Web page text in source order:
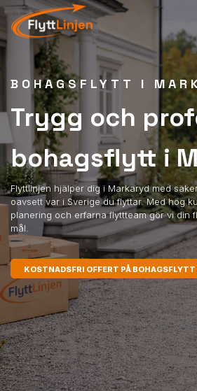
BOHAGSFLYTT I
Trygg och
bohagsflytt i
Flyttlinjen hjälper dig i Markaryd med
oavsett var i Sverige du flyttar. Med hög
planering och erfarna flyttteam gör vi din
mål.
KOSTNADSFRI OFFERT PÅ